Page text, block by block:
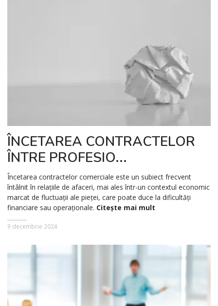
ÎNCETAREA CONTRACTELOR
ÎNTRE PROFESIO...
Încetarea contractelor comerciale este un subiect frecvent
întâlnit în relațiile de afaceri, mai ales într-un contextul economic
marcat de fluctuații ale pieței, care poate duce la dificultăți
financiare sau operaționale. Citește mai mult
9 decembrie 2024